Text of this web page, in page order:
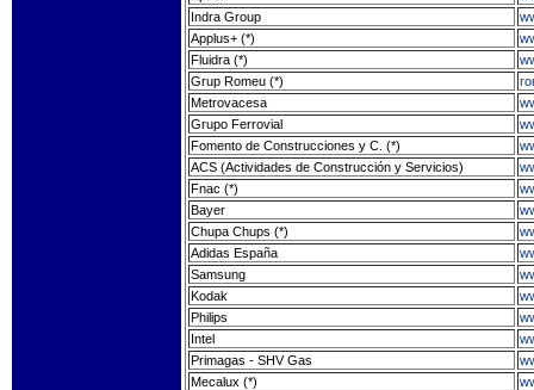
Indra Group
Applus+ (*)
Fluidra (*)
Grup Romeu (*)
Metrovacesa
Grupo Ferrovial
Fomento de Construcciones y C. (*)
ACS (Actividades de Construcción y Servicios)
Fnac (*)
Bayer
Chupa Chups (*)
Adidas España
Samsung
Kodak
Philips
Intel
Primagas - SHV Gas
Mecalux (*)